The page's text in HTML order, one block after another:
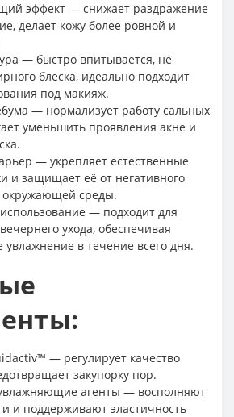
эффект — снижает раздражение
делает кожу более ровной и
— быстро впитывается, не
блеска, идеально подходит
под макияж.
— нормализует работу сальных
уменьшить проявления акне и
— укрепляет естественные
и защищает её от негативного
окружающей среды.
— подходит для
ухода, обеспечивая
увлажнение в течение всего дня.
— регулирует качество
закупорку пор.
агенты — восполняют
и поддерживают эластичность